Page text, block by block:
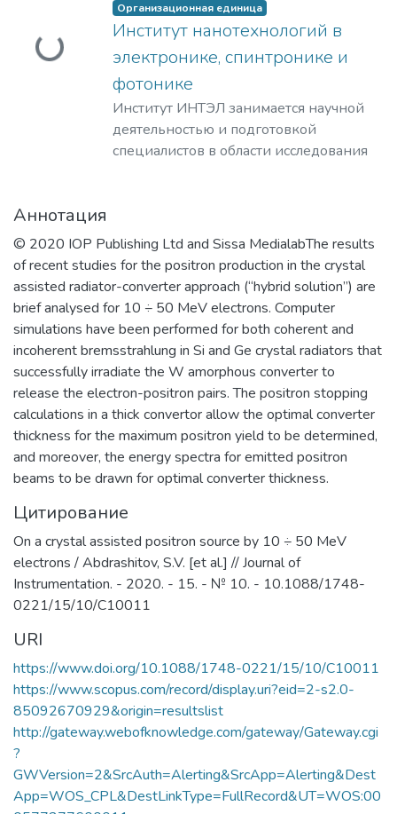
Загружается...Организационная единица
Институт нанотехнологий в
электронике, спинтронике и
фотонике
Институт ИНТЭЛ занимается научной
деятельностью и подготовкой
специалистов в области исследования
базы электроники гражданского и
специального назначения, а также
построения современных приборов на
её основе.
​Наша основная цель – это создание и
развитие научно-образовательного
центра мирового уровня в области
наноструктурных материалов и
устройств электроники, спинтроники,
фотоники, а также создание
эффективной инновационной среды в
области СВЧ-электронной и
радиационно-стойкой компонентной
базы, источников ТГц излучения,
ионно-кластерных технологий
материалов.​
Аннотация
© 2020 IOP Publishing Ltd and Sissa MedialabThe results
of recent studies for the positron production in the crystal
assisted radiator-converter approach (“hybrid solution”) are
brief analysed for 10 ÷ 50 MeV electrons. Computer
simulations have been performed for both coherent and
incoherent bremsstrahlung in Si and Ge crystal radiators that
successfully irradiate the W amorphous converter to
release the electron-positron pairs. The positron stopping
calculations in a thick convertor allow the optimal converter
thickness for the maximum positron yield to be determined,
and moreover, the energy spectra for emitted positron
beams to be drawn for optimal converter thickness.
Цитирование
On a crystal assisted positron source by 10 ÷ 50 MeV
electrons / Abdrashitov, S.V. [et al.] // Journal of
Instrumentation. - 2020. - 15. - № 10. - 10.1088/1748-
0221/15/10/C10011
URI
https://www.doi.org/10.1088/1748-0221/15/10/C10011
https://www.scopus.com/record/display.uri?eid=2-s2.0-
85092670929&origin=resultslist
http://gateway.webofknowledge.com/gateway/Gateway.cgi
?
GWVersion=2&SrcAuth=Alerting&SrcApp=Alerting&Dest
App=WOS_CPL&DestLinkType=FullRecord&UT=WOS:00